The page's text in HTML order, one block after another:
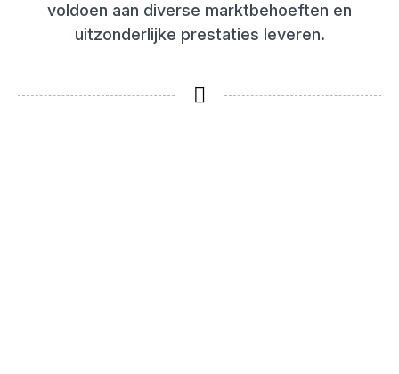
voldoen aan diverse marktbehoeften en
uitzonderlijke prestaties leveren.